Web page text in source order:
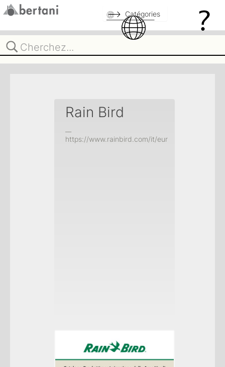
Catégories
Rain Bird
https://www.rainbird.com/it/eur